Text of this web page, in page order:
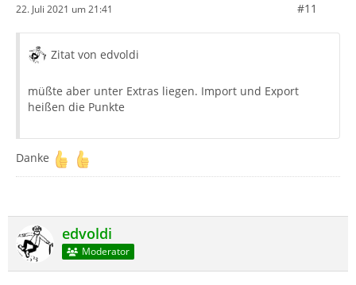
22. Juli 2021 um 21:41 #11
Zitat von edvoldi
müßte aber unter Extras liegen. Import und Export
heißen die Punkte
Danke
edvoldi
Moderator